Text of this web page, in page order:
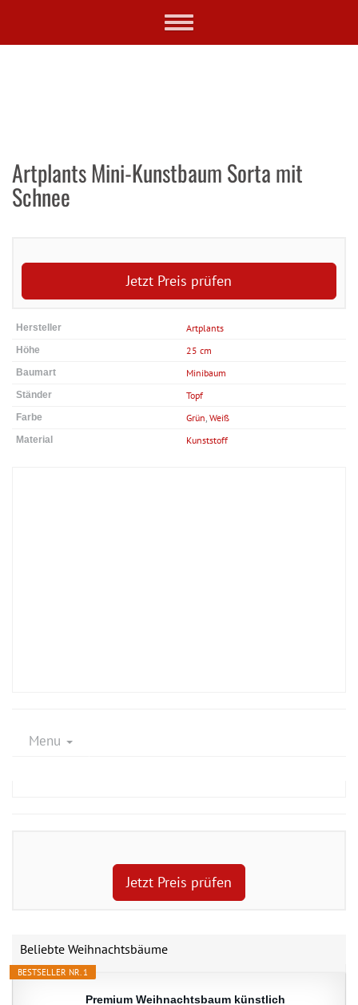
Toggle
Artplants Mini-Kunstbaum Sorta mit
Schnee
Jetzt Preis prüfen
Hersteller Artplants
Höhe 25 cm
Baumart Minibaum
Ständer Topf
Farbe Grün Weiß
Material Kunststoff
Menu
Jetzt Preis prüfen
Beliebte Weihnachtsbäume
BESTSELLER NR. 1
Premium Weihnachtsbaum künstlich